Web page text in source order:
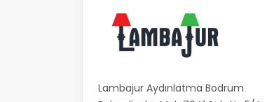
Lambajur Aydınlatma Bodrum